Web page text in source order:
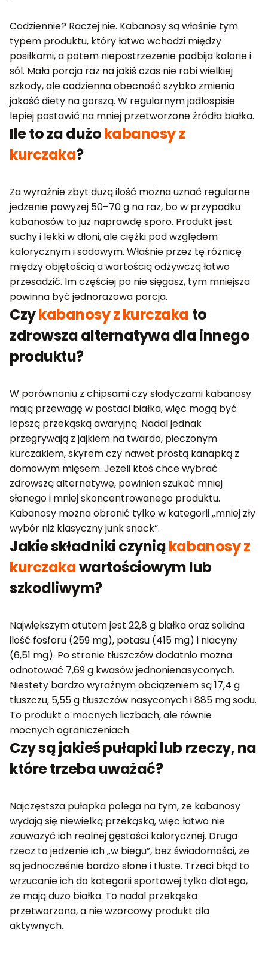
Codziennie? Raczej nie. Kabanosy są właśnie tym
typem produktu, który łatwo wchodzi między
posiłkami, a potem niepostrzeżenie podbija kalorie i
sól. Mała porcja raz na jakiś czas nie robi wielkiej
szkody, ale codzienna obecność szybko zmienia
jakość diety na gorszą. W regularnym jadłospisie
lepiej postawić na mniej przetworzone źródła białka.
Ile to za dużokabanosy z
kurczaka?
Za wyraźnie zbyt dużą ilość można uznać regularne
jedzenie powyżej 50–70 g na raz, bo w przypadku
kabanosów to już naprawdę sporo. Produkt jest
suchy i lekki w dłoni, ale ciężki pod względem
kalorycznym i sodowym. Właśnie przez tę różnicę
między objętością a wartością odżywczą łatwo
przesadzić. Im częściej po nie sięgasz, tym mniejsza
powinna być jednorazowa porcja.
Czykabanosy z kurczaka to
zdrowsza alternatywa dla innego
produktu?
W porównaniu z chipsami czy słodyczami kabanosy
mają przewagę w postaci białka, więc mogą być
lepszą przekąską awaryjną. Nadal jednak
przegrywają z jajkiem na twardo, pieczonym
kurczakiem, skyrem czy nawet prostą kanapką z
domowym mięsem. Jeżeli ktoś chce wybrać
zdrowszą alternatywę, powinien szukać mniej
słonego i mniej skoncentrowanego produktu.
Kabanosy można obronić tylko w kategorii „mniej zły
wybór niż klasyczny junk snack”.
Jakie składniki czyniąkabanosy z
kurczakawartościowym lub
szkodliwym?
Największym atutem jest 22,8 g białka oraz solidna
ilość fosforu (259 mg), potasu (415 mg) i niacyny
(6,51 mg). Po stronie tłuszczów dodatnio można
odnotować 7,69 g kwasów jednonienasyconych.
Niestety bardzo wyraźnym obciążeniem są 17,4 g
tłuszczu, 5,55 g tłuszczów nasyconych i 885 mg sodu.
To produkt o mocnych liczbach, ale równie
mocnych ograniczeniach.
Czy są jakieś pułapki lub rzeczy, na
które trzeba uważać?
Najczęstsza pułapka polega na tym, że kabanosy
wydają się niewielką przekąską, więc łatwo nie
zauważyć ich realnej gęstości kalorycznej. Druga
rzecz to jedzenie ich „w biegu”, bez świadomości, że
są jednocześnie bardzo słone i tłuste. Trzeci błąd to
wrzucanie ich do kategorii sportowej tylko dlatego,
że mają dużo białka. To nadal przekąska
przetworzona, a nie wzorcowy produkt dla
aktywnych.